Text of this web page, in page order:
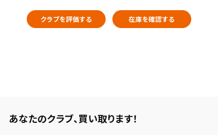
クラブを評価する 在庫を確認する
あなたのクラブ、 買い取ります！